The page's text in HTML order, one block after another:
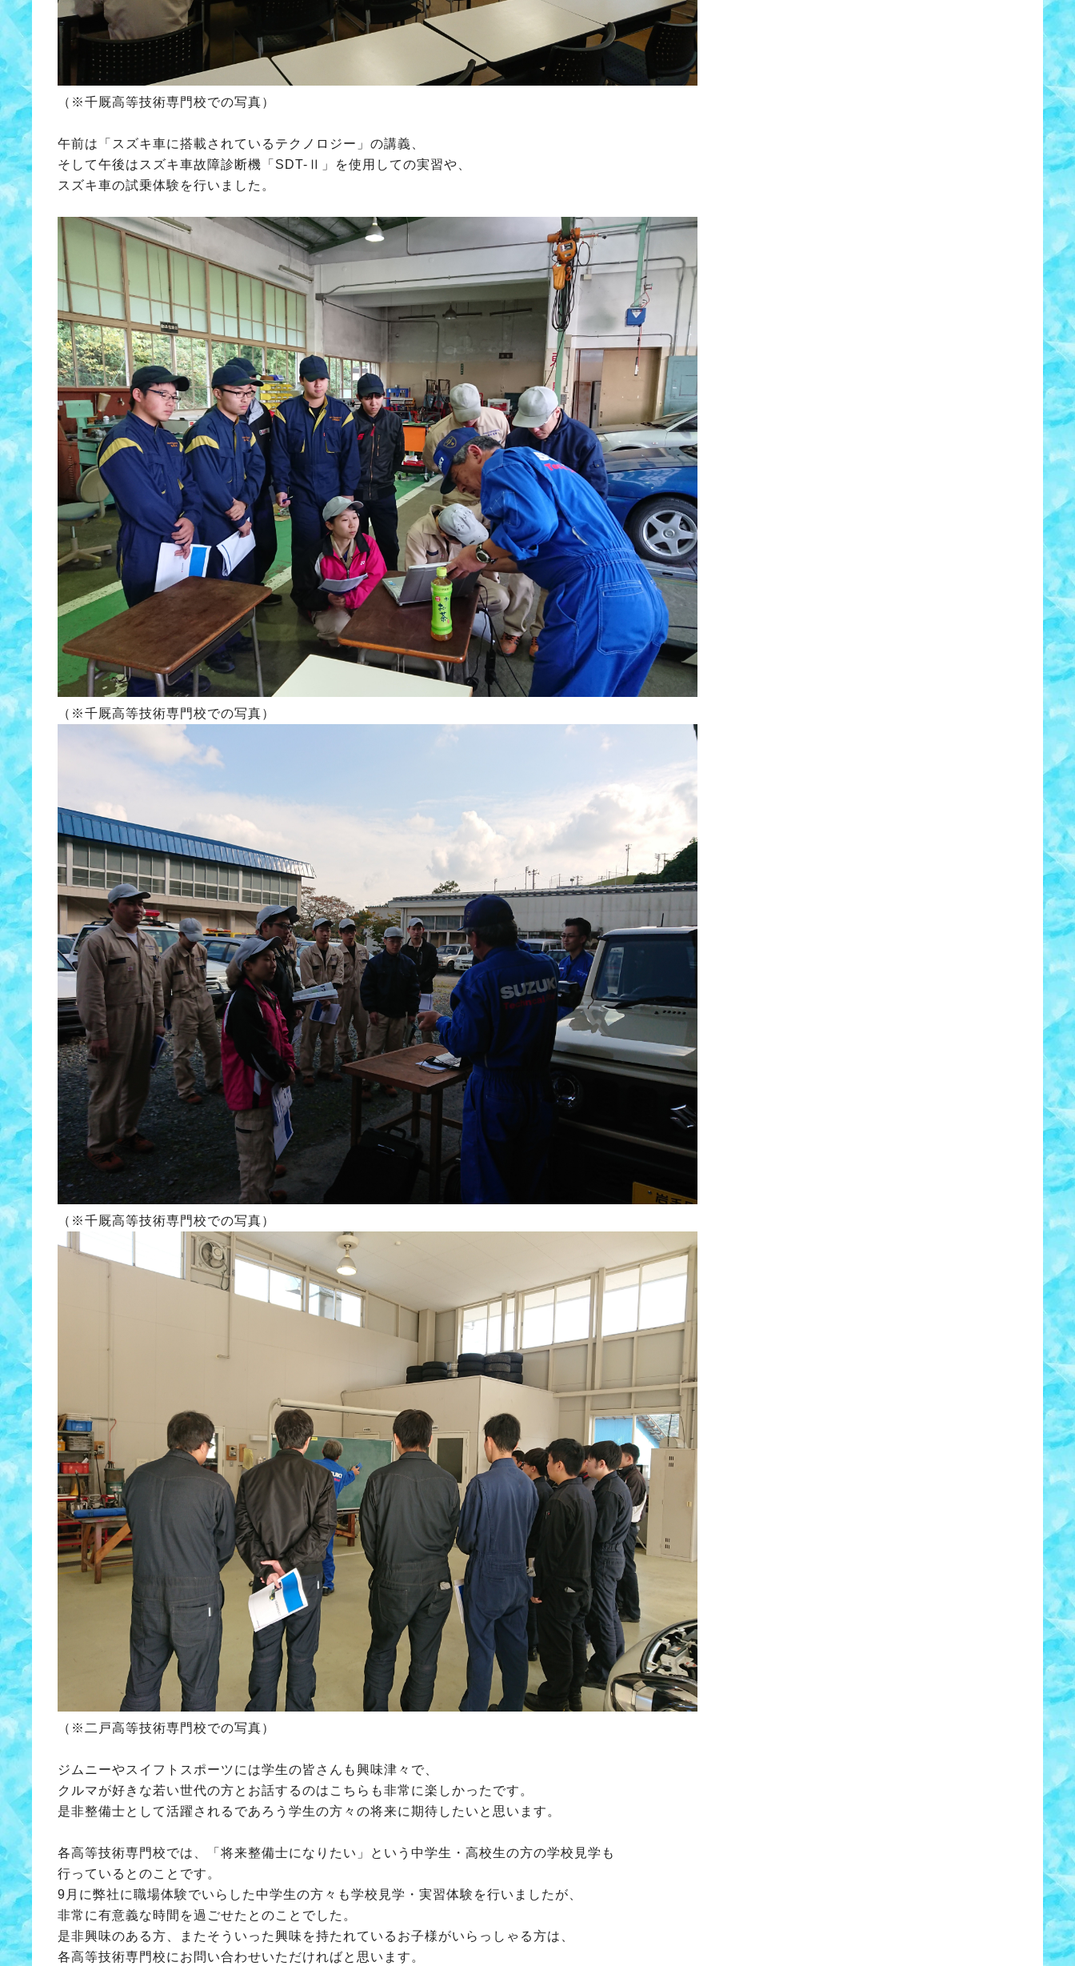
（※千厩高等技術専門校での写真）
午前は「スズキ車に搭載されているテクノロジー」の講義、
そして午後はスズキ車故障診断機「SDT-Ⅱ」を使用しての実習や、
スズキ車の試乗体験を行いました。
（※千厩高等技術専門校での写真）
（※千厩高等技術専門校での写真）
（※二戸高等技術専門校での写真）
ジムニーやスイフトスポーツには学生の皆さんも興味津々で、
クルマが好きな若い世代の方とお話するのはこちらも非常に楽しかったです。
是非整備士として活躍されるであろう学生の方々の将来に期待したいと思います。
各高等技術専門校では、「将来整備士になりたい」という中学生・高校生の方の学校見学も
行っているとのことです。
9月に弊社に職場体験でいらした中学生の方々も学校見学・実習体験を行いましたが、
非常に有意義な時間を過ごせたとのことでした。
是非興味のある方、またそういった興味を持たれているお子様がいらっしゃる方は、
各高等技術専門校にお問い合わせいただければと思います。